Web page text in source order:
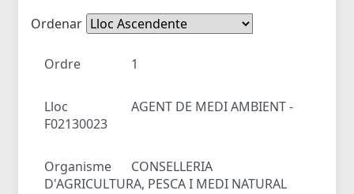
Ordenar
Ordre 1
Lloc
AGENT DE MEDI AMBIENT -
F02130023
Organisme
CONSELLERIA
D'AGRICULTURA, PESCA I MEDI NATURAL